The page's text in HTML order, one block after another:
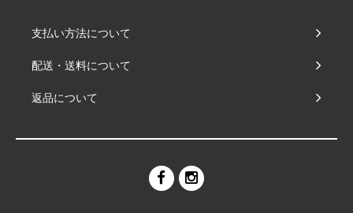
支払い方法について
配送・送料について
返品について